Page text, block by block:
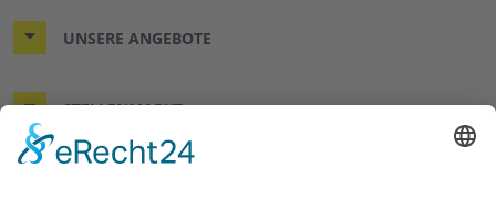
UNSERE ANGEBOTE
STELLENMARKT